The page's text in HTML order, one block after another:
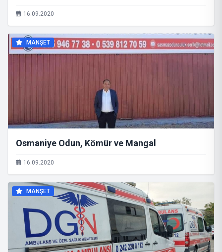
16.09.2020
MANŞET
Osmaniye Odun, Kömür ve Mangal
16.09.2020
MANŞET